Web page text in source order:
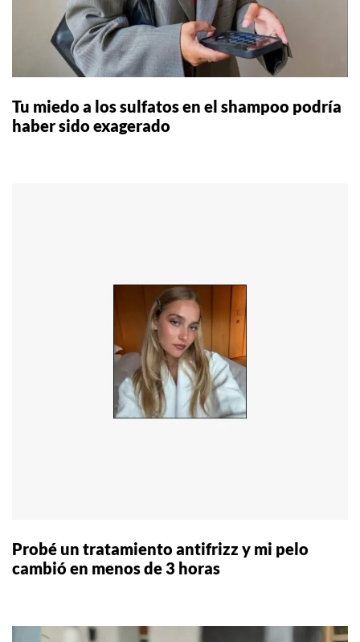
Tu miedo a los sulfatos en el shampoo podría
haber sido exagerado
Probé un tratamiento antifrizz y mi pelo
cambió en menos de 3 horas